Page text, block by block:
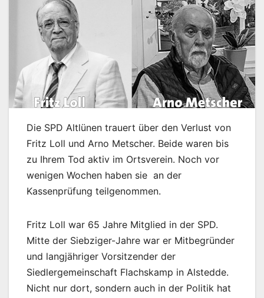
Die SPD Altlünen trauert über den Verlust von
Fritz Loll und Arno Metscher. Beide waren bis
zu Ihrem Tod aktiv im Ortsverein. Noch vor
wenigen Wochen haben sie an der
Kassenprüfung teilgenommen.
Fritz Loll war 65 Jahre Mitglied in der SPD.
Mitte der Siebziger-Jahre war er Mitbegründer
und langjähriger Vorsitzender der
Siedlergemeinschaft Flachskamp in Alstedde.
Nicht nur dort, sondern auch in der Politik hat